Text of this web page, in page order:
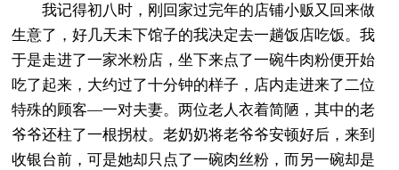
我记得初八时，刚回家过完年的店铺小贩又回来做
生意了，好几天未下馆子的我决定去一趟饭店吃饭。我
于是走进了一家米粉店，坐下来点了一碗牛肉粉便开始
吃了起来，大约过了十分钟的样子，店内走进来了二位
特殊的顾客—一对夫妻。两位老人衣着简陋，其中的老
爷爷还柱了一根拐杖。老奶奶将老爷爷安顿好后，来到
收银台前，可是她却只点了一碗肉丝粉，而另一碗却是